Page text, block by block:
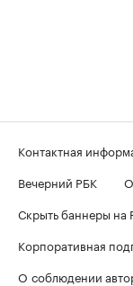
Контактная
Вечерний РБК
Скрыть баннеры на
Корпоративная
О соблюдении